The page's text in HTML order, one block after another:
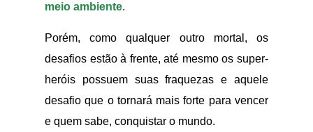
meio ambiente.
Porém, como qualquer outro mortal, os
desafios estão à frente, até mesmo os super-
heróis possuem suas fraquezas e aquele
desafio que o tornará mais forte para vencer
e quem sabe, conquistar o mundo.